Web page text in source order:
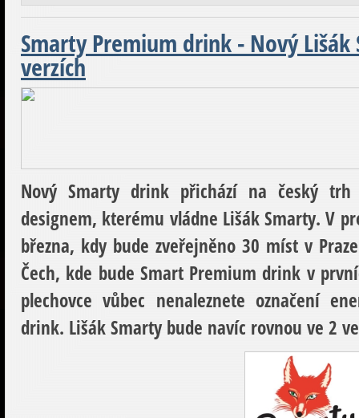
Smarty Premium drink - Nový
verzích
Nový Smarty drink přichází na český
designem, kterému vládne Lišák Smarty. V
března, kdy bude zveřejněno 30 míst v
Čech, kde bude Smart Premium drink v
plechovce vůbec nenaleznete označení
drink. Lišák Smarty bude navíc rovnou ve 2